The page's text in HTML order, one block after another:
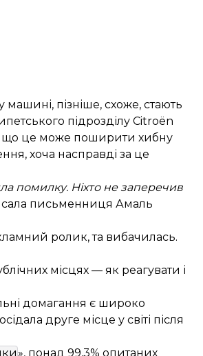
пізніше, схоже, стають
підрозділу Citroën
що це може поширити хибну
хоча насправді за це
помилку. Ніхто не заперечив
письменниця Амаль
ролик, та вибачилась.
місцях — як реагувати і
домагання є широко
друге місце у світі після
», понад 99,3% опитаних